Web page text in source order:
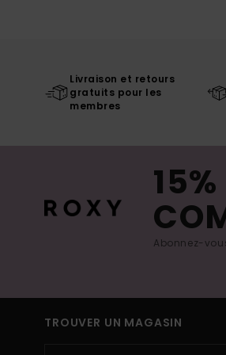
Livraison et retours
gratuits pour les
membres
Abonnez-
TROUVER UN MAGASIN